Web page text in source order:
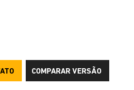
COMPARAR VERSÃO